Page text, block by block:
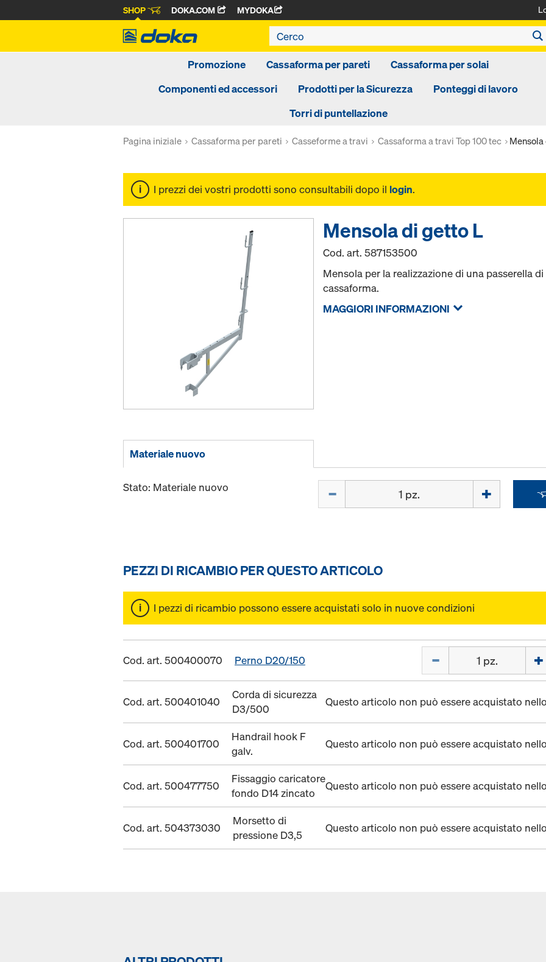
SHOP DOKA.COM MYDOKA
Promozione Cassaforma per pareti
Cassaforma per solai
Componenti ed accessori
Prodotti per la Sicurezza
Ponteggi di lavoro
Torri di puntellazione
Pagina iniziale Cassaforma per pareti Casseforme a travi Cassaforma a travi Top 100 tec
I prezzi dei vostri prodotti sono consultabili dopo il login.
Mensola di getto L
Cod. art.587153500
Mensola per la realizzazione di una passerella
cassaforma.
MAGGIORI INFORMAZIONI
Materiale nuovo
Stato: Materiale nuovo
PEZZI DI RICAMBIO PER QUESTO ARTICOLO
I pezzi di ricambio possono essere acquistati solo in nuove condizioni
Cod. art. 500400070 Perno D20/150
Cod. art. 500401040
Corda di sicurezza
D3/500
Questo articolo non può essere acquistato
Cod. art. 500401700
Handrail hook F
galv.
Questo articolo non può essere acquistato
Cod. art. 500477750
Fissaggio caricatore
fondo D14 zincato
Questo articolo non può essere acquistato
Cod. art. 504373030
Morsetto di
pressione D3,5
Questo articolo non può essere acquistato